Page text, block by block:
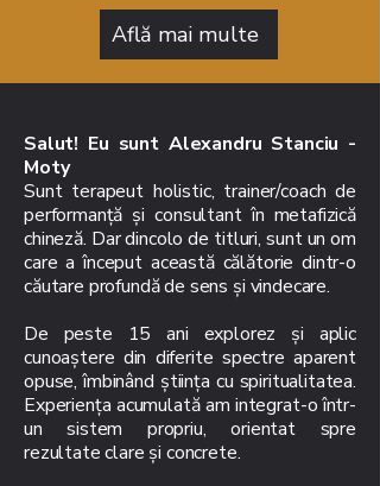
Află mai multe
Salut! Eu sunt Alexandru Stanciu -
Moty
Sunt terapeut holistic, trainer/coach de
performanță și consultant în metafizică
chineză. Dar dincolo de titluri, sunt un om
care a început această călătorie dintr-o
căutare profundă de sens și vindecare.
De peste 15 ani explorez și aplic
cunoaștere din diferite spectre aparent
opuse, îmbinând știința cu spiritualitatea.
Experiența acumulată am integrat-o într-
un sistem propriu, orientat spre
rezultate clare și concrete.